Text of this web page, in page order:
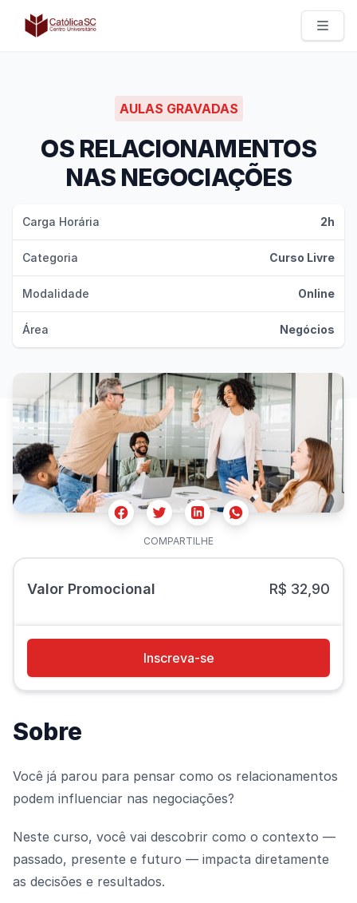
Católica SC | Experts
AULAS GRAVADAS
OS RELACIONAMENTOS
NAS NEGOCIAÇÕES
Carga Horária 2h
Categoria Curso Livre
Modalidade Online
Área Negócios
FacebookTwitterLinkedinWhatsapp
COMPARTILHE
Valor Promocional R$ 32,90
Inscreva-se
Sobre
Você já parou para pensar como os relacionamentos
podem influenciar nas negociações?
Neste curso, você vai descobrir como o contexto —
passado, presente e futuro — impacta diretamente
as decisões e resultados.